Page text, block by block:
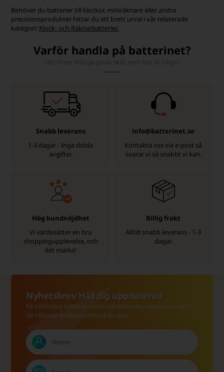
Behöver du batterier till klockor, miniräknare eller andra
precisionsprodukter hittar du ett brett urval i vår relaterade
kategori: Klock- och Räknarbatterier.
Varför handla på batterinet?
Snabb leverans
1-3 dagar - Inga dolda
avgifter.
info@batterinet.se
Kontakta oss via e-post så
svarar vi så snabbt vi kan.
Hög kundnöjdhet
Vi värdesätter en bra
shoppingupplevelse, och
det märks!
Billig frakt
Alltid snabb leverans - 1-3
dagar.
Nyhetsbrev Håll dig uppdaterad
Få exklusiva nyheter, unika rabattkoder, inspiration och
de vildaste erbjudandena från oss!